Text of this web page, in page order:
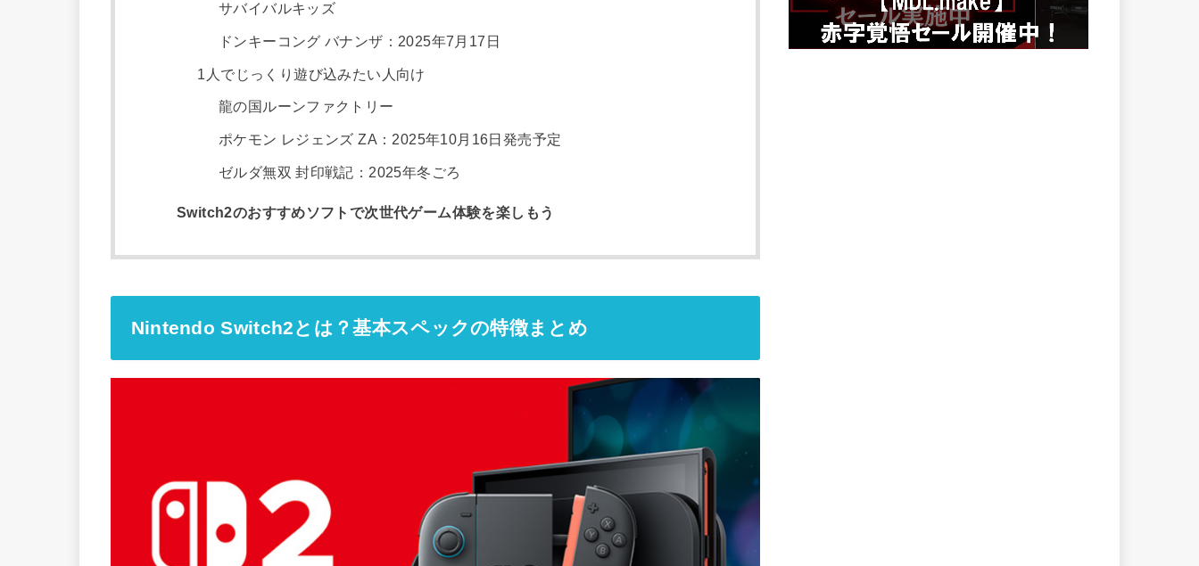
サバイバルキッズ
ドンキーコング バナンザ：2025年7月17日
1人でじっくり遊び込みたい人向け
龍の国ルーンファクトリー
ポケモン レジェンズ ZA：2025年10月16日発売予定
ゼルダ無双 封印戦記：2025年冬ごろ
Switch2のおすすめソフトで次世代ゲーム体験を楽しもう
Nintendo Switch2とは？基本スペックの特徴まとめ